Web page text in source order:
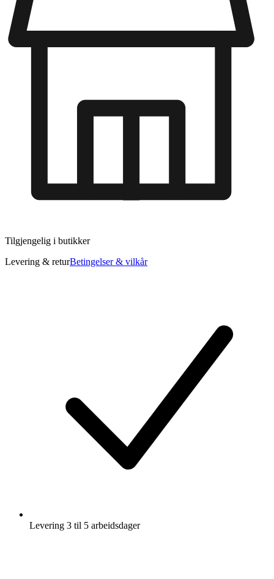
Tilgjengelig i butikker
Levering & returBetingelser & vilkår
Levering 3 til 5 arbeidsdager